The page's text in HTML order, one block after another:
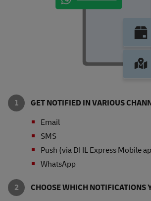
GET NOTIFIED IN VARIOUS
Email
SMS
Push (via DHL Express Mobile
WhatsApp
CHOOSE WHICH NOTIFICATIONS